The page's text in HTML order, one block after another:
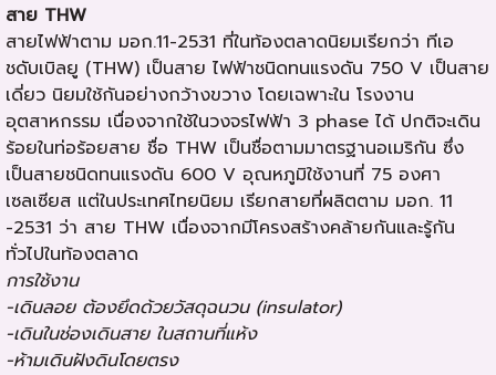
สาย THW
สายไฟฟ้าตาม มอก.11-2531 ที่ในท้องตลาดนิยมเรียกว่า ทีเอ
ชดับเบิลยู (THW) เป็นสาย ไฟฟ้าชนิดทนแรงดัน 750 V เป็นสาย
เดี่ยว นิยมใช้กันอย่างกว้างขวาง โดยเฉพาะใน โรงงาน
อุตสาหกรรม เนื่องจากใช้ในวงจรไฟฟ้า 3 phase ได้ ปกติจะเดิน
ร้อยในท่อร้อยสาย ชื่อ THW เป็นชื่อตามมาตรฐานอเมริกัน ซึ่ง
เป็นสายชนิดทนแรงดัน 600 V อุณหภูมิใช้งานที่ 75 องศา
เซลเซียส แต่ในประเทศไทยนิยม เรียกสายที่ผลิตตาม มอก. 11
-2531 ว่า สาย THW เนื่องจากมีโครงสร้างคล้ายกันและรู้กัน
ทั่วไปในท้องตลาด
การใช้งาน
-เดินลอย ต้องยึดด้วยวัสดุฉนวน (insulator)
-เดินในช่องเดินสาย ในสถานที่แห้ง
-ห้ามเดินฝังดินโดยตรง